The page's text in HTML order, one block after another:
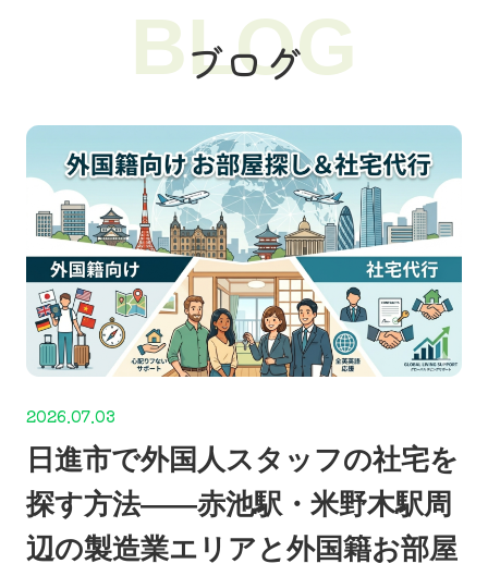
ブログ
BLOG
2026.07.03
日進市で外国人スタッフの社宅を
探す方法——赤池駅・米野木駅周
辺の製造業エリアと外国籍お部屋